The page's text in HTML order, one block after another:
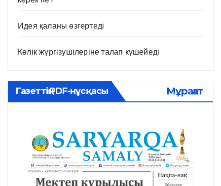
Идея қаланы өзгертеді
Көлік жүргізушілеріне талап күшейеді
Газеттің PDF-нұсқасы Мұрағат